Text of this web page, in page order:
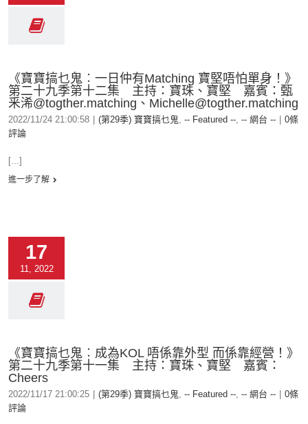
《寶寶搞乜鬼︰一日仲有Matching 寶堅唔怕單身！》
第二十九季第十二集 主持：寶珠、寶堅 嘉賓：甄
釆浠@togther.matching、Michelle@togther.matching
2022/11/24 21:00:58 (第29季) 寶寶搞乜鬼, -- Featured --, -- 網台 --
0條
評論
[...]
進一步了解
17
11, 2022
《寶寶搞乜鬼︰成為KOL 唔係靠外型 而係靠經營！》
第二十九季第十一集 主持：寶珠、寶堅 嘉賓：
Cheers
2022/11/17 21:00:25 (第29季) 寶寶搞乜鬼, -- Featured --, -- 網台 --
0條
評論